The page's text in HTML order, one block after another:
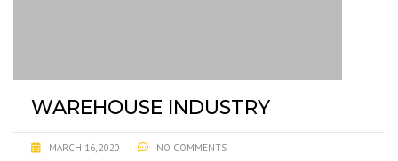
WAREHOUSE INDUSTRY
MARCH 16, 2020 NO COMMENTS